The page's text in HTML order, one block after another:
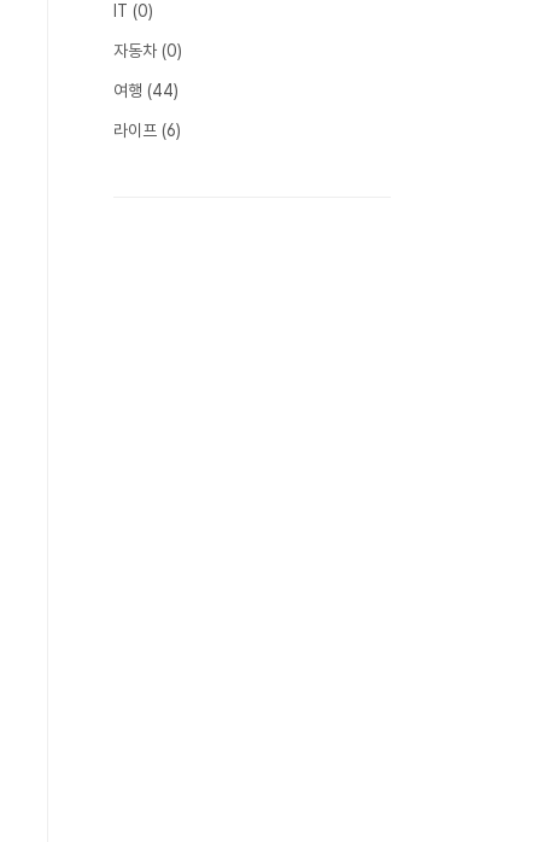
IT (0)
자동차 (0)
여행 (44)
라이프 (6)